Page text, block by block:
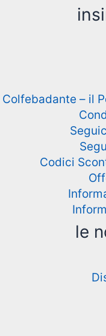
Colfebadante – il
Codici
le